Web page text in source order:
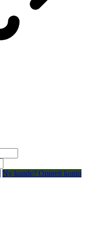
Ny kunde? Opprett konto